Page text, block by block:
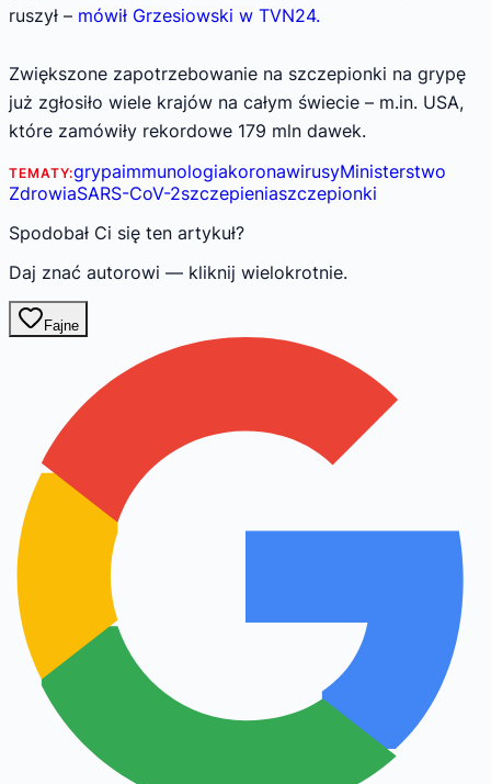
ruszył – mówił Grzesiowski w TVN24.
Zwiększone zapotrzebowanie na szczepionki na grypę
już zgłosiło wiele krajów na całym świecie – m.in. USA,
które zamówiły rekordowe 179 mln dawek.
TEMATY:grypaimmunologiakoronawirusyMinisterstwo
ZdrowiaSARS-CoV-2szczepieniaszczepionki
Spodobał Ci się ten artykuł?
Daj znać autorowi — kliknij wielokrotnie.
Fajne